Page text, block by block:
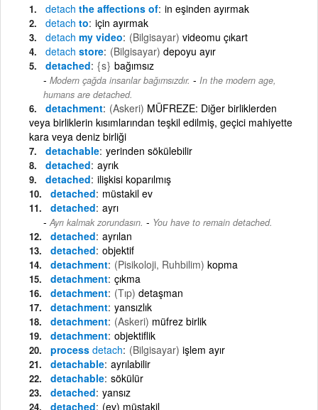
detach the affections of in eşinden ayırmak
detach to için ayırmak
detach my video (Bilgisayar) videomu çıkart
detach store (Bilgisayar) depoyu ayır
detached {s} bağımsız
Modern çağda insanlar bağımsızdır. - In the modern age,
humans are detached.
detachment (Askeri) MÜFREZE: Diğer birliklerden
veya birliklerin kısımlarından teşkil edilmiş, geçici mahiyette
kara veya deniz birliği
detachable yerinden sökülebilir
detached ayrık
detached ilişkisi koparılmış
detached müstakil ev
detached ayrı
Ayrı kalmak zorundasın. - You have to remain detached.
detached ayrılan
detached objektif
detachment (Pisikoloji, Ruhbilim) kopma
detachment çıkma
detachment (Tıp) detaşman
detachment yansızlık
detachment (Askeri) müfrez birlik
detachment objektiflik
process detach (Bilgisayar) işlem ayır
detachable ayrılabilir
detachable sökülür
detached yansız
detached (ev) müstakil